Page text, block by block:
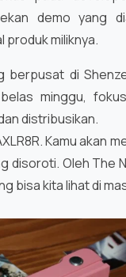
demo yang
miliknya.
di
minggu,
distribusikan.
Kamu akan
disoroti. Oleh The
bisa kita lihat di